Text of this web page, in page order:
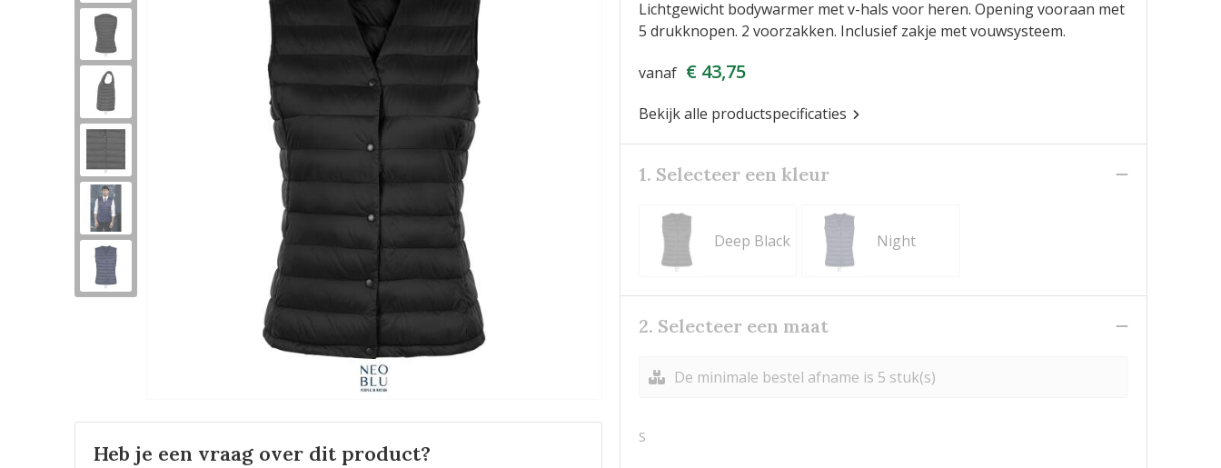
Heb je een vraag over dit product?
Lichtgewicht bodywarmer met v-hals voor heren. Opening vooraan met
5 drukknopen. 2 voorzakken. Inclusief zakje met vouwsysteem.
vanaf € 43,75
Bekijk alle productspecificaties
1. Selecteer een kleur
Deep Black Night
2. Selecteer een maat
De minimale bestel afname is 5 stuk(s)
S